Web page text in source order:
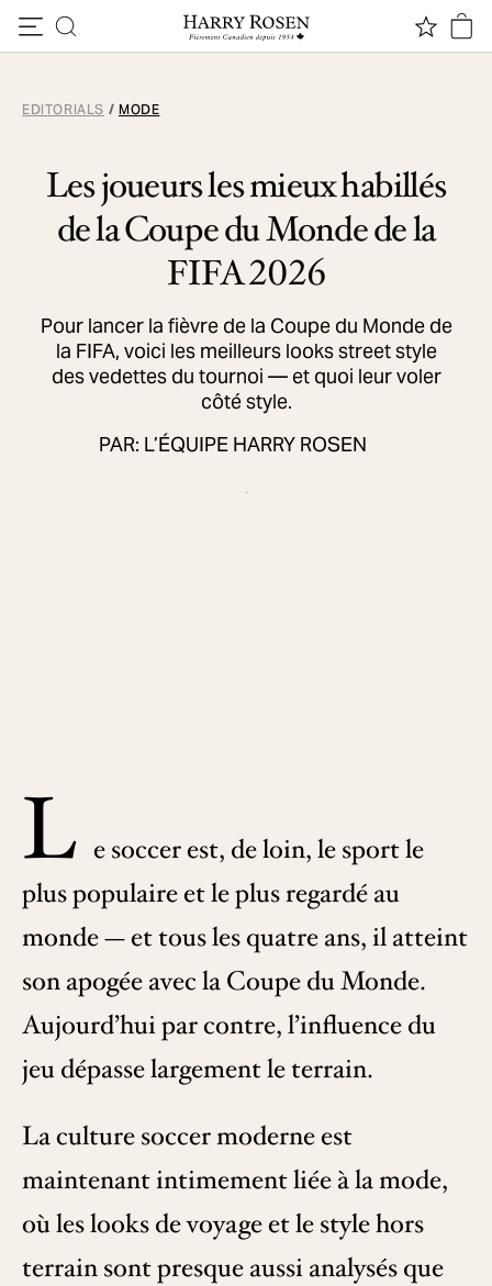
EDITORIALS / MODE
Les joueurs les mieux habillés
de la Coupe du Monde de la
FIFA 2026
Pour lancer la fièvre de la Coupe du Monde de
la FIFA, voici les meilleurs looks street style
des vedettes du tournoi — et quoi leur voler
côté style.
PAR: L’ÉQUIPE HARRY ROSEN
L e soccer est, de loin, le sport le
plus populaire et le plus regardé au
monde — et tous les quatre ans, il atteint
son apogée avec la Coupe du Monde.
Aujourd’hui par contre, l’influence du
jeu dépasse largement le terrain.
La culture soccer moderne est
maintenant intimement liée à la mode,
où les looks de voyage et le style hors
terrain sont presque aussi analysés que